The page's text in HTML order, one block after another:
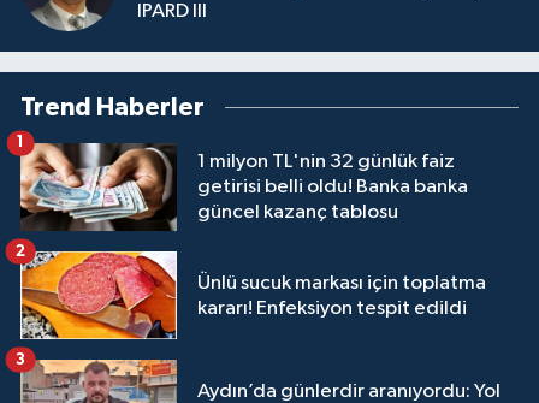
IPARD III
Trend Haberler
1 milyon TL'nin 32 günlük faiz
getirisi belli oldu! Banka banka
güncel kazanç tablosu
1
Ünlü sucuk markası için toplatma
kararı! Enfeksiyon tespit edildi
2
Aydın’da günlerdir aranıyordu: Yol
3